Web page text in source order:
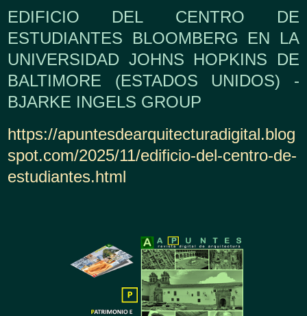
EDIFICIO DEL CENTRO DE
ESTUDIANTES BLOOMBERG EN LA
UNIVERSIDAD JOHNS HOPKINS DE
BALTIMORE (ESTADOS UNIDOS) -
BJARKE INGELS GROUP
https://apuntesdearquitecturadigital.blog
spot.com/2025/11/edificio-del-centro-de-
estudiantes.html